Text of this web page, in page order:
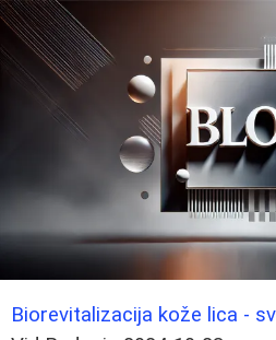
Biorevitalizacija kože lica -